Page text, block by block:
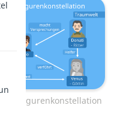
– Figurenkonstellation